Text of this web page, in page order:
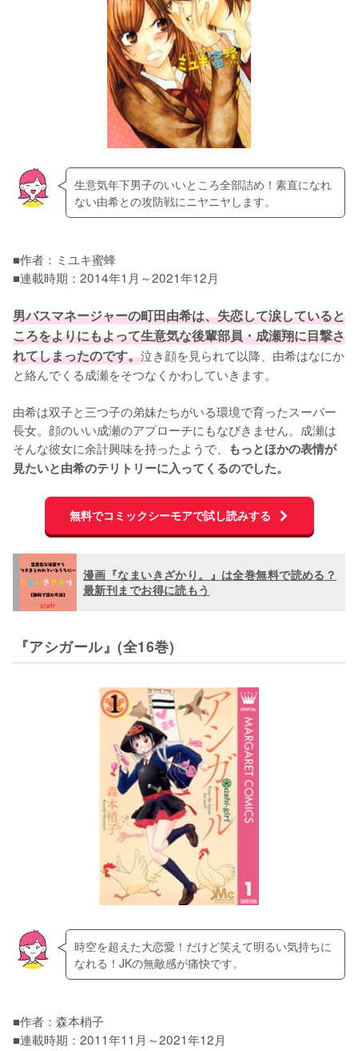
生意気年下男子のいいところ全部詰め！素直になれ
ない由希との攻防戦にニヤニヤします。
■作者：ミユキ蜜蜂
■連載時期：2014年1月～2021年12月
男バスマネージャーの町田由希は、失恋して涙していると
ころをよりにもよって生意気な後輩部員・成瀬翔に目撃さ
れてしまったのです。泣き顔を見られて以降、由希はなにか
と絡んでくる成瀬をそつなくかわしていきます。
由希は双子と三つ子の弟妹たちがいる環境で育ったスーパー
長女。顔のいい成瀬のアプローチにもなびきません。成瀬は
そんな彼女に余計興味を持ったようで、
もっとほかの表情が
見たいと由希のテリトリーに入ってくるのでした。
無料でコミックシーモアで試し読みする
漫画『なまいきざかり。』は全巻無料で読める？
最新刊までお得に読もう
『アシガール』(全16巻)
時空を超えた大恋愛！だけど笑えて明るい気持ちに
なれる！JKの無敵感が痛快です。
■作者：森本梢子
■連載時期：2011年11月～2021年12月